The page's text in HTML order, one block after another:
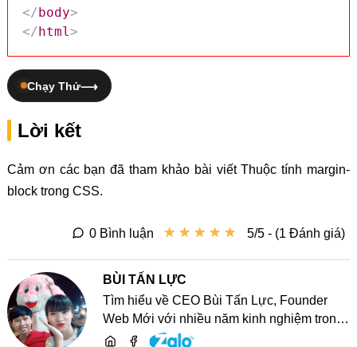
</body>
</html>
Chạy Thử
Lời kết
Cảm ơn các bạn đã tham khảo bài viết Thuộc tính margin-
block trong CSS.
★ ★ ★ ★ ★
★ ★ ★ ★ ★ 5/5 - (1 Đánh giá)
0 Bình luận
BÙI TẤN LỰC
Tìm hiểu về CEO Bùi Tấn Lực, Founder
Web Mới với nhiều năm kinh nghiệm trong
lĩnh vực phát triển website, SEO và chia sẻ